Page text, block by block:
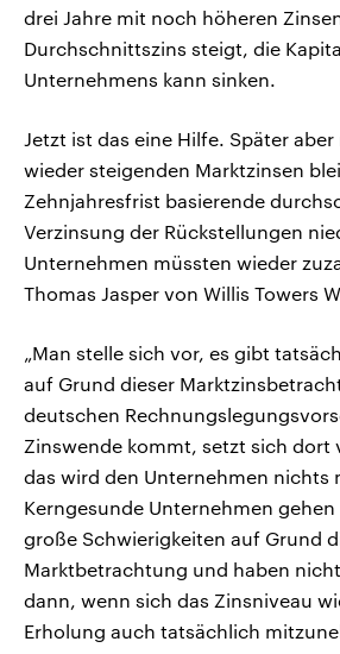
drei Jahre mit noch höheren
Durchschnittszins steigt, die
Unternehmens kann sinken.
Jetzt ist das eine Hilfe. Später
wieder steigenden Marktzinsen
Zehnjahresfrist basierende
Verzinsung der Rückstellungen
Unternehmen müssten wieder
Thomas Jasper von Willis Towers
„Man stelle sich vor, es gibt
auf Grund dieser
deutschen
Zinswende kommt, setzt sich dort
das wird den Unternehmen nichts
Kerngesunde Unternehmen
große Schwierigkeiten auf Grund
Marktbetrachtung und haben
dann, wenn sich das Zinsniveau
Erholung auch tatsächlich